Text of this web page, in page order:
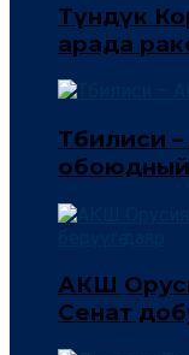
Түндүк
арада
Тбилиси
обоюдный
АКШ
Сенат